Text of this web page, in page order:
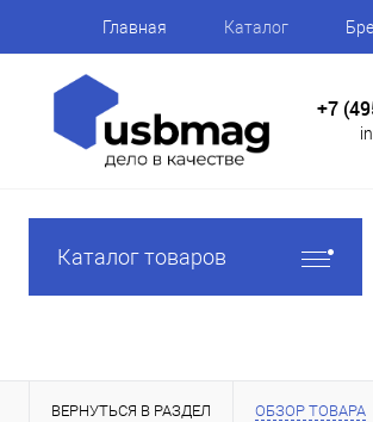
Главная Каталог
+7
Каталог товаров
ВЕРНУТЬСЯ В РАЗДЕЛ ОБЗОР ТОВАРА